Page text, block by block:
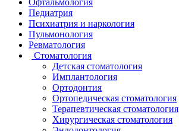
Педиатрия
Психиатрия и наркология
Пульмонология
Ревматология
Стоматология
Детская стоматология
Имплантология
Ортодонтия
Ортопедическая стоматология
Терапевтическая стоматология
Хирургическая стоматология